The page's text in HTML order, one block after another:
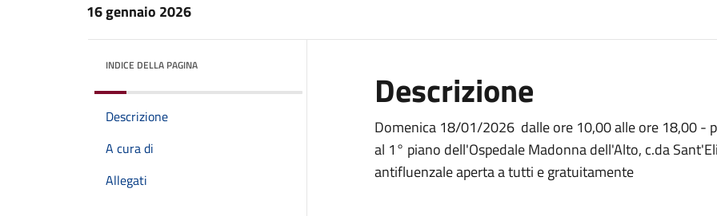
16 gennaio 2026
INDICE DELLA PAGINA
Descrizione
A cura di
Allegati
Descrizione
Domenica 18/01/2026 dalle ore 10,00 alle ore 18,00 -
al 1° piano dell'Ospedale Madonna dell'Alto, c.da
antifluenzale aperta a tutti e gratuitamente